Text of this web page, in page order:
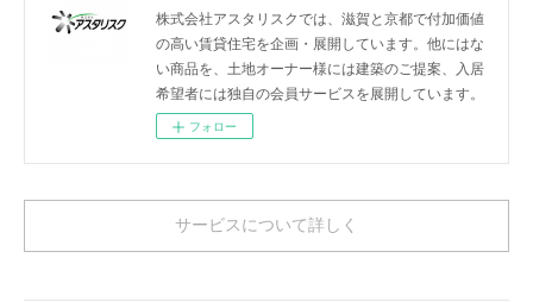
株式会社アスタリスクでは、滋賀と京都で付加価値
の高い賃貸住宅を企画・展開しています。他にはな
い商品を、土地オーナー様には建築のご提案、入居
希望者には独自の会員サービスを展開しています。
フォロー
サービスについて詳しく